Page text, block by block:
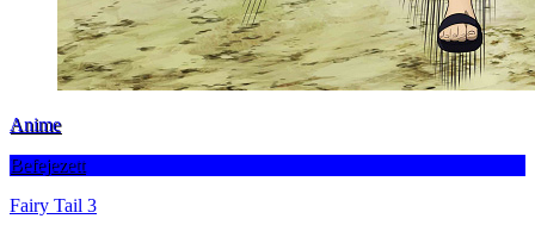
Anime
Befejezett
Fairy Tail 3